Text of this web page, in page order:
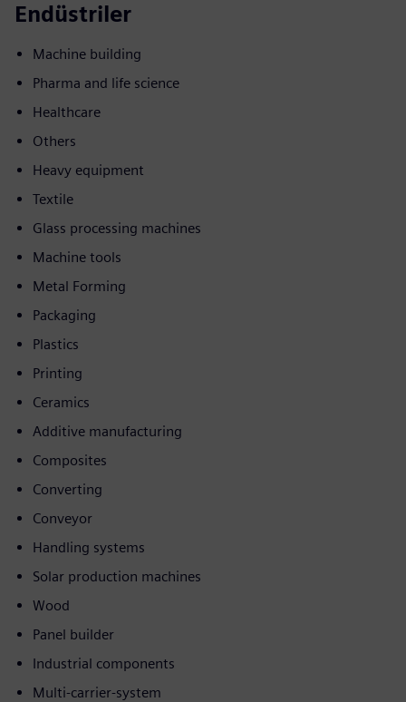
Endüstriler
Machine building
Pharma and life science
Healthcare
Others
Heavy equipment
Textile
Glass processing machines
Machine tools
Metal Forming
Packaging
Plastics
Printing
Ceramics
Additive manufacturing
Composites
Converting
Conveyor
Handling systems
Solar production machines
Wood
Panel builder
Industrial components
Multi-carrier-system